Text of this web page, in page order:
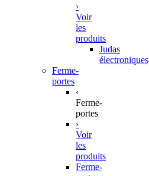
›
Voir
les
produits
Judas
électroniques
Ferme-
portes
‹
Ferme-
portes
›
Voir
les
produits
Ferme-